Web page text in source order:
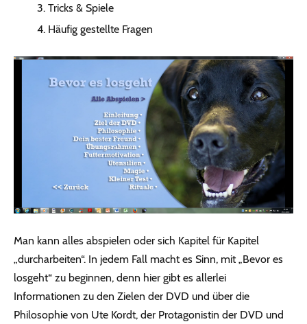
Tricks & Spiele
Häufig gestellte Fragen
Man kann alles abspielen oder sich Kapitel für Kapitel
„durcharbeiten“. In jedem Fall macht es Sinn, mit „Bevor es
losgeht“ zu beginnen, denn hier gibt es allerlei
Informationen zu den Zielen der DVD und über die
Philosophie von Ute Kordt, der Protagonistin der DVD und